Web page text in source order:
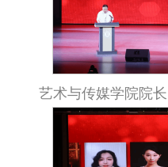
艺术与传媒学院院